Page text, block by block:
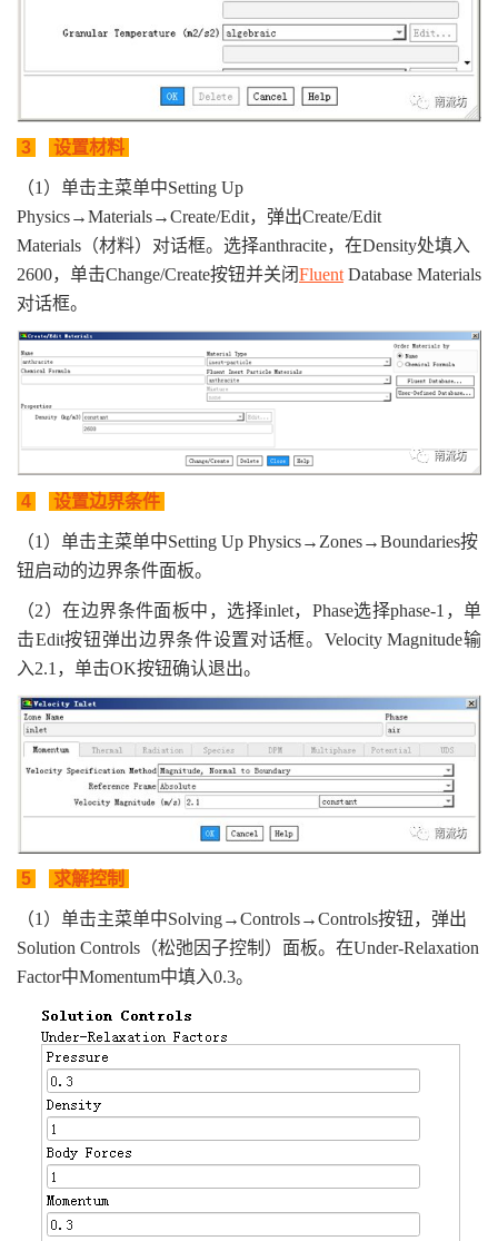
3 设置材料
（1）单击主菜单中Setting Up
Physics→Materials→Create/Edit，弹出Create/Edit
Materials（材料）对话框。选择anthracite，在Density处填入
2600，单击Change/Create按钮并关闭Fluent Database Materials
对话框。
4 设置边界条件
（1）单击主菜单中Setting Up Physics→Zones→Boundaries按
钮启动的边界条件面板。
（2）在边界条件面板中，选择inlet，Phase选择phase-1，单
击Edit按钮弹出边界条件设置对话框。Velocity Magnitude输
入2.1，单击OK按钮确认退出。
5 求解控制
（1）单击主菜单中Solving→Controls→Controls按钮，弹出
Solution Controls（松弛因子控制）面板。在Under-Relaxation
Factor中Momentum中填入0.3。